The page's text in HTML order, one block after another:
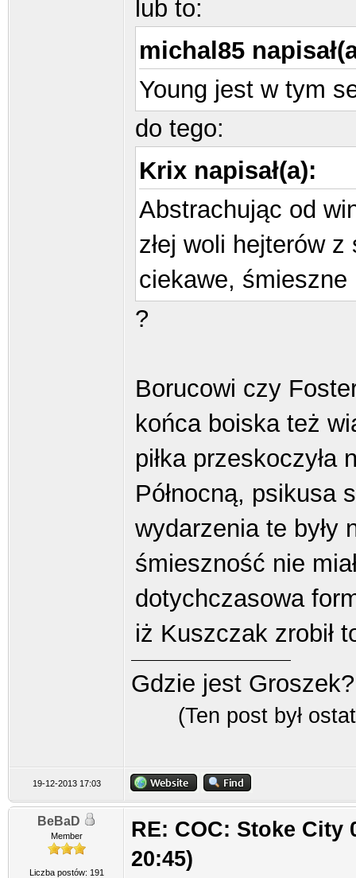
lub to:
michal85
Young jest w tym
do tego:
Krix napisał(a):
Abstrachując od
złej woli hejterów
ciekawe,
?
Borucowi czy
końca boiska też
piłka
Północną, psikusa
wydarzenia te były
śmieszność nie
dotychczasowa
iż Kuszczak zrobił
Gdzie jest Groszek?
(Ten post był
19-12-2013 17:03
BeBaD
Member
Liczba postów: 191
RE: COC: Stoke City
20:45)